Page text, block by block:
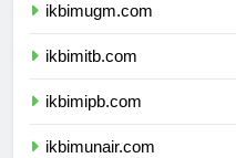
ikbimugm.com
ikbimitb.com
ikbimipb.com
ikbimunair.com